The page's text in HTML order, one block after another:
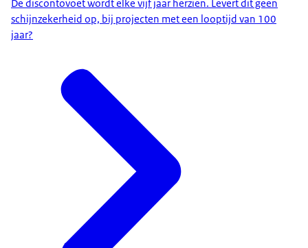
De discontovoet wordt elke vijf jaar herzien. Levert dit geen
schijnzekerheid op, bij projecten met een looptijd van 100
jaar?